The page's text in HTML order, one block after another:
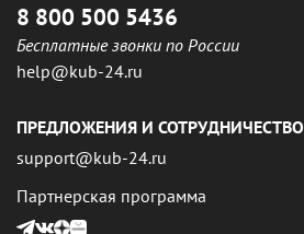
8 800 500 5436
Бесплатные звонки по России
help@kub-24.ru
ПРЕДЛОЖЕНИЯ И СОТРУДНИЧЕСТВО
support@kub-24.ru
Партнерская программа